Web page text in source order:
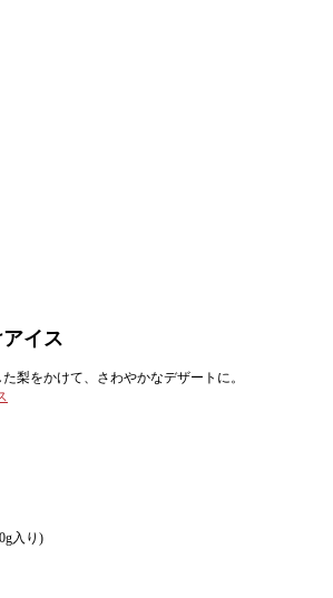
イス
梨をかけて、さわやかなデザートに。
入り)